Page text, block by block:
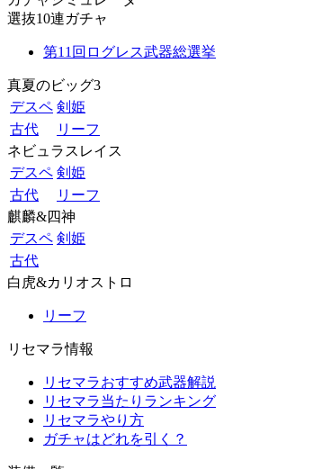
選抜10連ガチャ
第11回ログレス武器総選挙
真夏のビッグ3
デスペ 剣姫
古代
リーフ
ネビュラスレイス
デスペ 剣姫
古代
リーフ
麒麟&四神
デスペ 剣姫
古代
白虎&カリオストロ
リーフ
リセマラ情報
リセマラおすすめ武器解説
リセマラ当たりランキング
リセマラやり方
ガチャはどれを引く？